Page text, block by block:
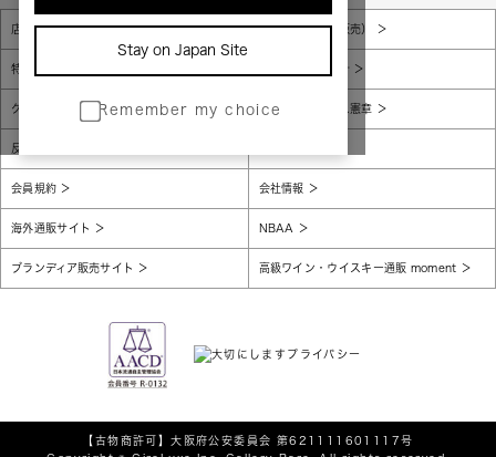
Stay on Japan Site
Remember my choice
店舗一覧 販売規約（店頭販売）
特定商取引法に基づく表示 個人情報保護方針
グローバルプライバシーポリシー コンプライアンス憲章
反社会的勢力に対する基本方針
会員規約 会社情報
海外通販サイト NBAA
ブランディア販売サイト 高級ワイン・ウイスキー通販 moment
【古物商許可】大阪府公安委員会 第621111601117号